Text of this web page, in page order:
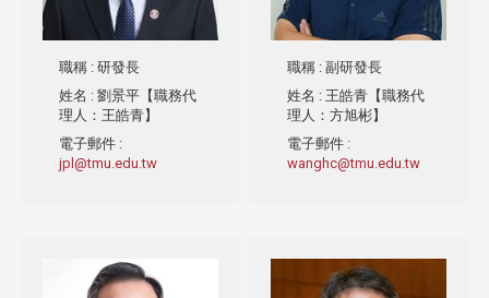
職稱 : 研發長
姓名 : 劉景平【職務代
理人：王皓青】
電子郵件 :
jpl@tmu.edu.tw
職稱 : 副研發長
姓名 : 王皓青【職務代
理人：方旭彬】
電子郵件 :
wanghc@tmu.edu.tw